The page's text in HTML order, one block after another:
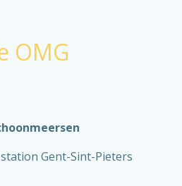
OMG
Gent-Sint-Pieters